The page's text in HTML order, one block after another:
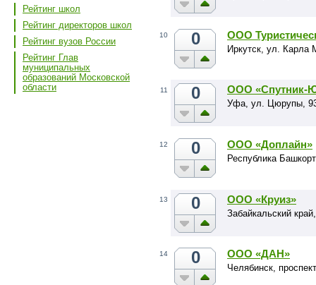
Рейтинг школ
Рейтинг директоров школ
Рейтинг вузов России
Рейтинг Глав
муниципальных
образований Московской
области
10 0 ООО
Иркутск, ул. Карла
11 0 ООО «Спутник-
Уфа, ул. Цюрупы,
12 0 ООО «Доплайн»
Республика
13 0 ООО «Круиз»
Забайкальский
14 0 ООО «ДАН»
Челябинск,